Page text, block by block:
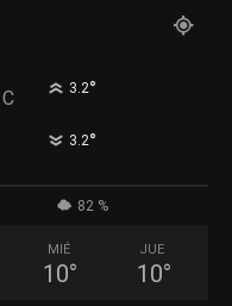
C 3.2°
3.2°
82 %
MIÉ
10°
JUE
10°